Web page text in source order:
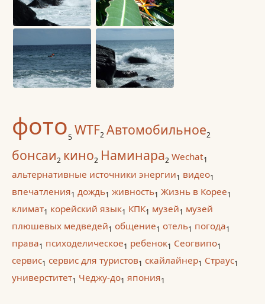
фото5 WTF2 Автомобильное2
бонсаи2 кино2 Наминара2 Wechat1
альтернативные источники энергии1 видео1
впечатления1 дождь1 живность1 Жизнь в Корее1
климат1 корейский язык1 КПК1 музей1 музей
плюшевых медведей1 общение1 отель1 погода1
права1 психоделическое1 ребенок1 Сеогвипо1
сервис1 сервис для туристов1 скайлайнер1 Страус1
универститет1 Чеджу-до1 япония1